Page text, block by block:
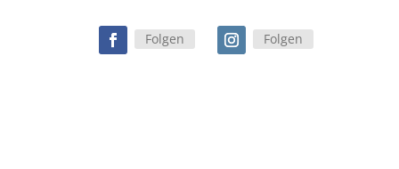
Folgen Folgen